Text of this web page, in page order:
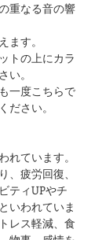
重なる音の響
ます。
トの上にカラ
い。
一度こちらで
ださい。
れています。
、疲労回復、
ティUPやチ
いわれていま
レス軽減、食